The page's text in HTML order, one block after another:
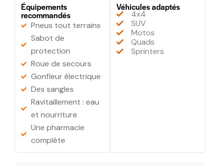
Équipements
recommandés
Pneus tout terrains
Sabot de
protection
Roue de secours
Gonfleur électrique
Des sangles
Ravitaillement : eau
et nourriture
Une pharmacie
complète
Véhicules adaptés
4x4
SUV
Motos
Quads
Sprinters